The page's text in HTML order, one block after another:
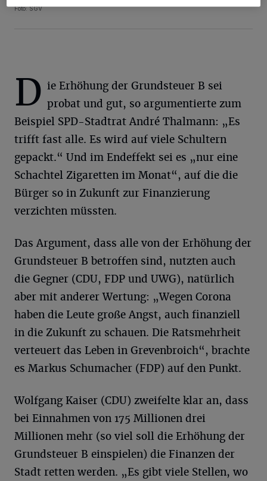
Foto: SGV
D ie Erhöhung der Grundsteuer B sei
probat und gut, so argumentierte zum
Beispiel SPD-Stadtrat André Thalmann: „Es
trifft fast alle. Es wird auf viele Schultern
gepackt.“ Und im Endeffekt sei es „nur eine
Schachtel Zigaretten im Monat“, auf die die
Bürger so in Zukunft zur Finanzierung
verzichten müssten.
Das Argument, dass alle von der Erhöhung der
Grundsteuer B betroffen sind, nutzten auch
die Gegner (CDU, FDP und UWG), natürlich
aber mit anderer Wertung: „Wegen Corona
haben die Leute große Angst, auch finanziell
in die Zukunft zu schauen. Die Ratsmehrheit
verteuert das Leben in Grevenbroich“, brachte
es Markus Schumacher (FDP) auf den Punkt.
Wolfgang Kaiser (CDU) zweifelte klar an, dass
bei Einnahmen von 175 Millionen drei
Millionen mehr (so viel soll die Erhöhung der
Grundsteuer B einspielen) die Finanzen der
Stadt retten werden. „Es gibt viele Stellen, wo